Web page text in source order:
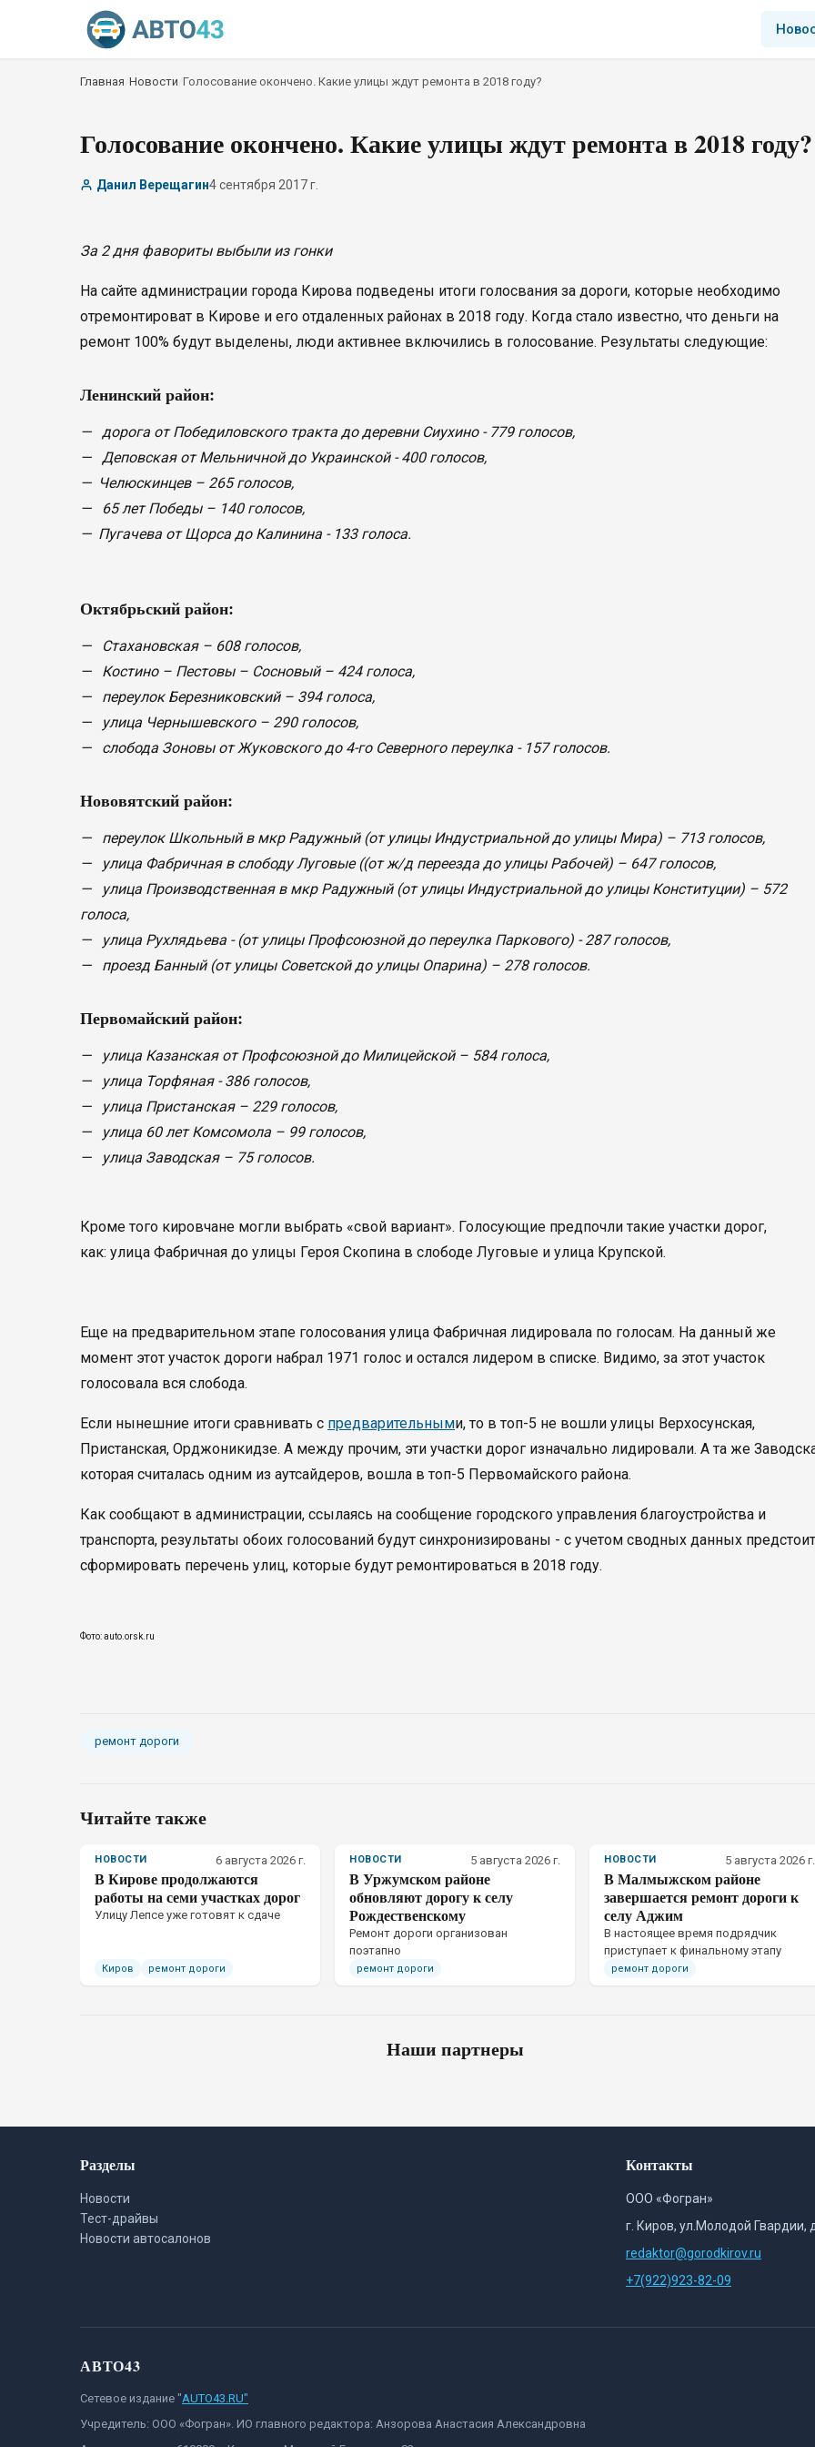
Главная Новости Голосование окончено. Какие улицы ждут ремонта в 2018 году?
Голосование окончено. Какие улицы ждут ремонта в 2018 году?
Данил Верещагин4 сентября 2017 г.
За 2 дня фавориты выбыли из гонки
На сайте администрации города Кирова подведены итоги голосвания за дороги, которые необходимо
отремонтироват в Кирове и его отдаленных районах в 2018 году. Когда стало известно, что деньги на
ремонт 100% будут выделены, люди активнее включились в голосование. Результаты следующие:
Ленинский район:
— дорога от Победиловского тракта до деревни Сиухино - 779 голосов,
— Деповская от Мельничной до Украинской - 400 голосов,
— Челюскинцев – 265 голосов,
— 65 лет Победы – 140 голосов,
— Пугачева от Щорса до Калинина - 133 голоса.
Октябрьский район:
— Стахановская – 608 голосов,
— Костино – Пестовы – Сосновый – 424 голоса,
— переулок Березниковский – 394 голоса,
— улица Чернышевского – 290 голосов,
— слобода Зоновы от Жуковского до 4-го Северного переулка - 157 голосов.
Нововятский район:
— переулок Школьный в мкр Радужный (от улицы Индустриальной до улицы Мира) – 713 голосов,
— улица Фабричная в слободу Луговые ((от ж/д переезда до улицы Рабочей) – 647 голосов,
— улица Производственная в мкр Радужный (от улицы Индустриальной до улицы Конституции) – 572
голоса,
— улица Рухлядьева - (от улицы Профсоюзной до переулка Паркового) - 287 голосов,
— проезд Банный (от улицы Советской до улицы Опарина) – 278 голосов.
Первомайский район:
— улица Казанская от Профсоюзной до Милицейской – 584 голоса,
— улица Торфяная - 386 голосов,
— улица Пристанская – 229 голосов,
— улица 60 лет Комсомола – 99 голосов,
— улица Заводская – 75 голосов.
Кроме того кировчане могли выбрать «свой вариант». Голосующие предпочли такие участки дорог,
как: улица Фабричная до улицы Героя Скопина в слободе Луговые и улица Крупской.
Еще на предварительном этапе голосования улица Фабричная лидировала по голосам. На данный же
момент этот участок дороги набрал 1971 голос и остался лидером в списке. Видимо, за этот участок
голосовала вся слобода.
Если нынешние итоги сравнивать с предварительными, то в топ-5 не вошли улицы Верхосунская,
Пристанская, Орджоникидзе. А между прочим, эти участки дорог изначально лидировали. А та же
которая считалась одним из аутсайдеров, вошла в топ-5 Первомайского района.
Как сообщают в администрации, ссылаясь на сообщение городского управления благоустройства и
транспорта, результаты обоих голосований будут синхронизированы - с учетом сводных данных предстоит
сформировать перечень улиц, которые будут ремонтироваться в 2018 году.
Фото: auto.orsk.ru
ремонт дороги
Читайте также
НОВОСТИ 6 августа 2026 г.
В Кирове продолжаются
работы на семи участках дорог
Улицу Лепсе уже готовят к сдаче
Киров ремонт дороги
НОВОСТИ 5 августа 2026 г.
В Уржумском районе
обновляют дорогу к селу
Рождественскому
Ремонт дороги организован
поэтапно
ремонт дороги
НОВОСТИ 5 августа 2026 г.
В Малмыжском районе
завершается ремонт дороги к
селу Аджим
В настоящее время подрядчик
приступает к финальному этапу
ремонт дороги
Наши партнеры
Разделы
Новости
Тест-драйвы
Новости автосалонов
Контакты
ООО «Фогран»
г. Киров, ул.Молодой Гвардии,
redaktor@gorodkirov.ru
+7(922)923-82-09
АВТО43
Сетевое издание "AUTO43.RU"
Учредитель: ООО «Фогран». ИО главного редактора: Анзорова Анастасия Александровна